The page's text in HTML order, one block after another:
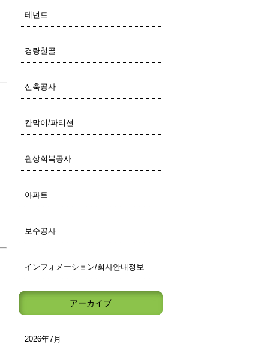
테넌트
경량철골
신축공사
칸막이/파티션
원상회복공사
아파트
보수공사
インフォメーション/회사안내정보
アーカイブ
2026年7月